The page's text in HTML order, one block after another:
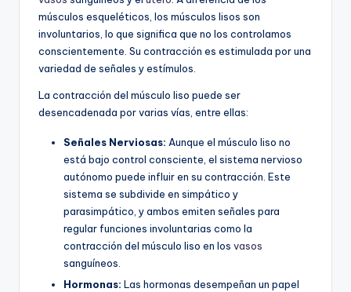
músculos esqueléticos, los músculos lisos son
involuntarios, lo que significa que no los controlamos
conscientemente. Su contracción es estimulada por una
variedad de señales y estímulos.
La contracción del músculo liso puede ser
desencadenada por varias vías, entre ellas:
Señales Nerviosas: Aunque el músculo liso no
está bajo control consciente, el sistema nervioso
autónomo puede influir en su contracción. Este
sistema se subdivide en simpático y
parasimpático, y ambos emiten señales para
regular funciones involuntarias como la
contracción del músculo liso en los vasos
sanguíneos.
Hormonas: Las hormonas desempeñan un papel